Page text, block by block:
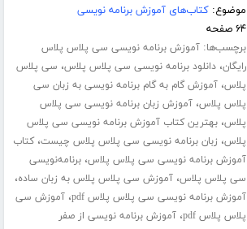
موضوع:کتاب‌های آموزش برنامه نویسی
۶۴ صفحه
برچسب‌ها:آموزش برنامه نویسی سی پلاس پلاس
رایگان،دانلود برنامه نویسی سی پلاس پلاس، سی پلاس
پلاس،آموزش گام به گام برنامه نویسی به زبان سی
پلاس پلاس،آموزش زبان برنامه نویسی سی پلاس
پلاس،بهترین کتاب آموزش برنامه نویسی سی پلاس
پلاس، زبان برنامه نویسی سی پلاس پلاس چیست،کتاب
آموزش برنامه نویسی سی پلاس پلاس،برنامه‌نویسی
سی پلاس پلاس،آموزش سی پلاس پلاس به زبان ساده،
آموزش برنامه نویسی سی پلاس پلاس pdf ،آموزش سی
پلاس پلاس pdf
،آموزش برنامه نویسی از صفر